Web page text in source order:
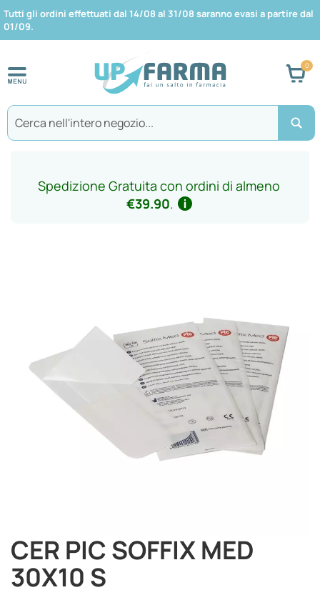
Tutti gli ordini effettuati dal 14/08 al 31/08 saranno evasi a partire dal
01/09.
Spedizione Gratuita con ordini di almeno
€39.90.
CER PIC SOFFIX MED
30X10 S
Vai
all'inizio
della
galleria